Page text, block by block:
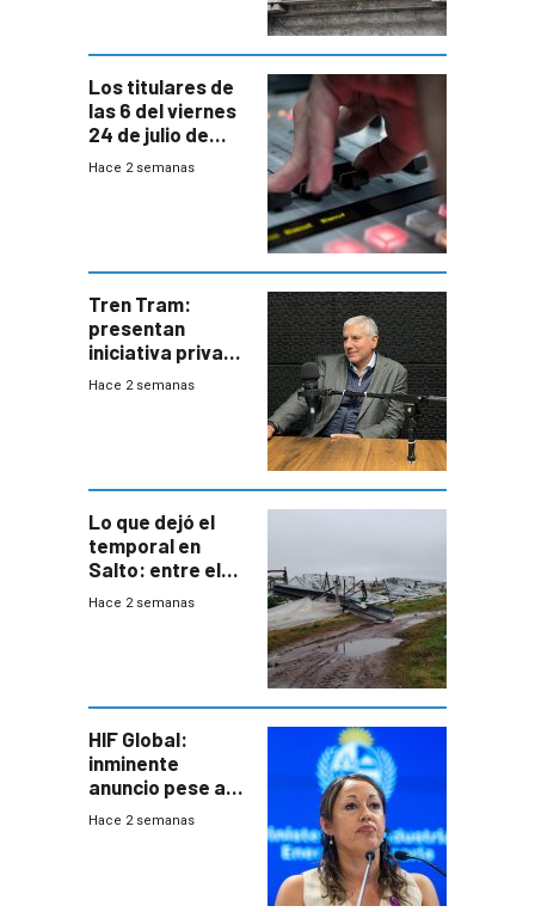
Los titulares de
las 6 del viernes
24 de julio de
2026
Hace 2 semanas
Tren Tram:
presentan
iniciativa privada
para una red de
Hace 2 semanas
Lo que dejó el
temporal en
Salto: entre el
impacto
Hace 2 semanas
HIF Global:
inminente
anuncio pese a
declaración de
Hace 2 semanas